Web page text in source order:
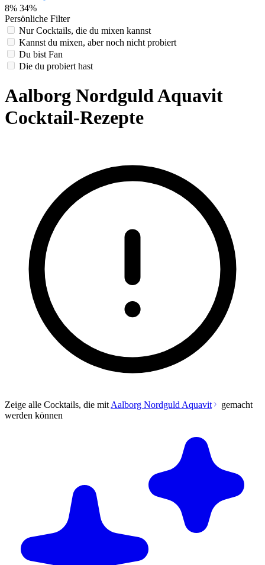
8% 34%
Persönliche Filter
Nur Cocktails, die du mixen kannst
Kannst du mixen, aber noch nicht probiert
Du bist Fan
Die du probiert hast
Aalborg Nordguld Aquavit
Cocktail-Rezepte
Zeige alle Cocktails, die mit Aalborg Nordguld Aquavit
gemacht
werden können